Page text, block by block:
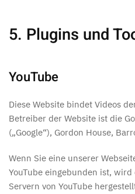
5. Plugins und
YouTube
Diese Website bindet Videos
Betreiber der Website ist die
(„Google“), Gordon House,
Wenn Sie eine unserer
YouTube eingebunden ist,
Servern von YouTube